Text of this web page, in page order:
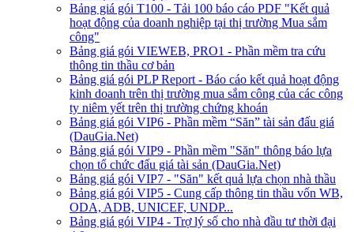
Bảng giá gói T100 - Tải 100 báo cáo PDF "Kết quả
hoạt động của doanh nghiệp tại thị trường Mua sắm
công"
Bảng giá gói VIEWEB, PRO1 - Phần mềm tra cứu
thông tin thầu cơ bản
Bảng giá gói PLP Report - Báo cáo kết quả hoạt động
kinh doanh trên thị trường mua sắm công của các công
ty niêm yết trên thị trường chứng khoán
Bảng giá gói VIP6 - Phần mềm “Săn” tài sản đấu giá
(DauGia.Net)
Bảng giá gói VIP9 - Phần mềm "Săn" thông báo lựa
chọn tổ chức đấu giá tài sản (DauGia.Net)
Bảng giá gói VIP7 - "Săn" kết quả lựa chọn nhà thầu
Bảng giá gói VIP5 - Cung cấp thông tin thầu vốn WB,
ODA, ADB, UNICEF, UNDP...
Bảng giá gói VIP4 - Trợ lý số cho nhà đầu tư thời đại